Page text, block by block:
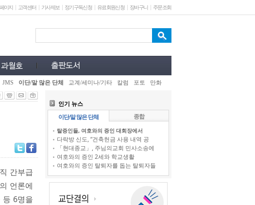
이지 고객센터 기사제보 정기구독신청 유료회원신청 장바구니 주문조회
JMS 이단/말 많은 단체 교계/세미나/기타 칼럼 포토 만화
간부급
언론에
6명을
인기 뉴스
이단/말 많은 단체
종합
탈증인들, 여호와의 증인 대회장에서
다락방 신도, “건축헌금 사용 내역 공
「현대종교」, 주님의교회 민사소송에
여호와의 증인 2세와 학교생활
여호와의 증인 탈퇴자를 돕는 탈퇴자들